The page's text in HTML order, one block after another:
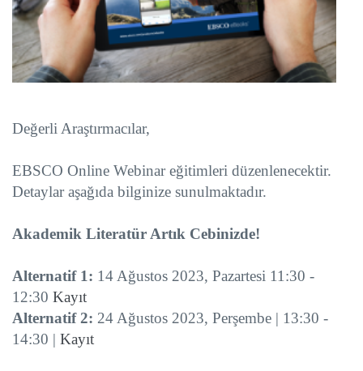
Değerli Araştırmacılar,
EBSCO Online Webinar eğitimleri düzenlenecektir.
Detaylar aşağıda bilginize sunulmaktadır.
Akademik Literatür Artık Cebinizde!
Alternatif 1: 14 Ağustos 2023, Pazartesi 11:30 -
12:30 Kayıt
Alternatif 2: 24 Ağustos 2023, Perşembe | 13:30 -
14:30 | Kayıt